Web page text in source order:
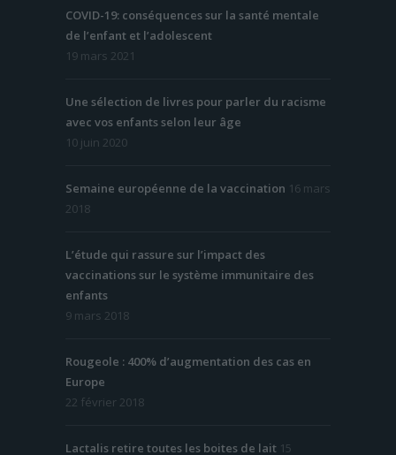
COVID-19: conséquences sur la santé mentale
de l’enfant et l’adolescent
19 mars 2021
Une sélection de livres pour parler du racisme
avec vos enfants selon leur âge
10 juin 2020
Semaine européenne de la vaccination 16 mars
2018
L’étude qui rassure sur l’impact des
vaccinations sur le système immunitaire des
enfants
9 mars 2018
Rougeole : 400% d’augmentation des cas en
Europe
22 février 2018
Lactalis retire toutes les boites de lait 15